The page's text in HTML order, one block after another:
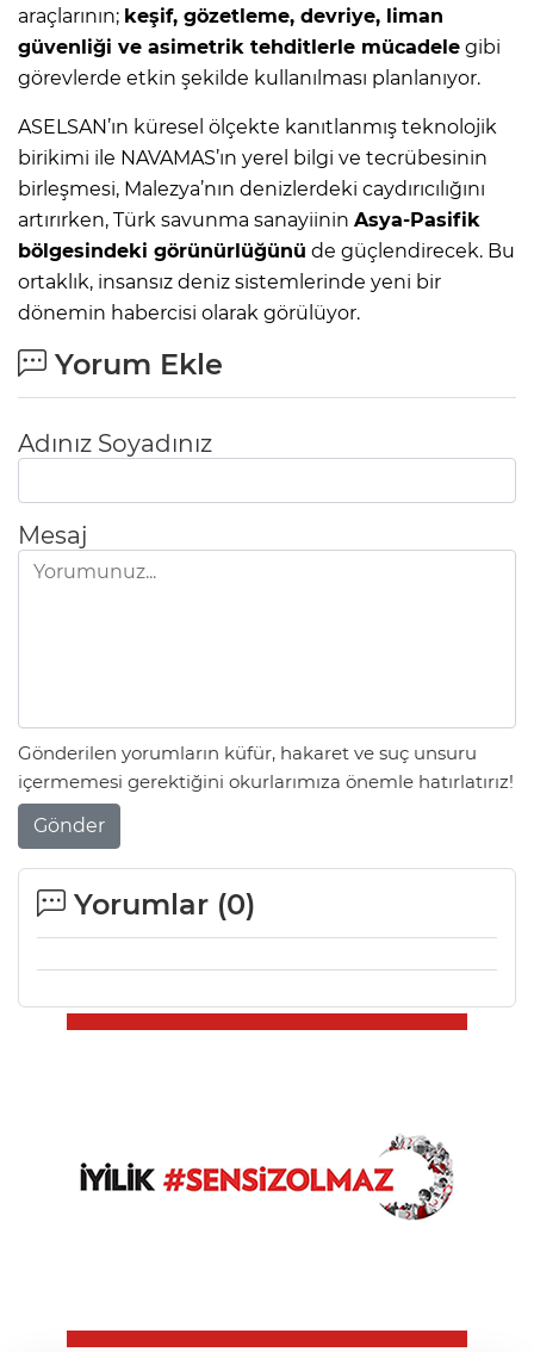
araçlarının; keşif, gözetleme, devriye, liman
güvenliği ve asimetrik tehditlerle mücadele gibi
görevlerde etkin şekilde kullanılması planlanıyor.
ASELSAN’ın küresel ölçekte kanıtlanmış teknolojik
birikimi ile NAVAMAS’ın yerel bilgi ve tecrübesinin
birleşmesi, Malezya’nın denizlerdeki caydırıcılığını
artırırken, Türk savunma sanayiinin Asya-Pasifik
bölgesindeki görünürlüğünü de güçlendirecek. Bu
ortaklık, insansız deniz sistemlerinde yeni bir
dönemin habercisi olarak görülüyor.
Yorum Ekle
Adınız Soyadınız
Mesaj
Gönderilen yorumların küfür, hakaret ve suç unsuru
içermemesi gerektiğini okurlarımıza önemle hatırlatırız!
Gönder
Yorumlar (0)